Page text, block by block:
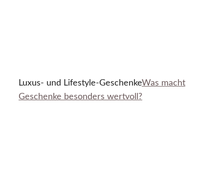
Luxus- und Lifestyle-GeschenkeWas macht
Geschenke besonders wertvoll?